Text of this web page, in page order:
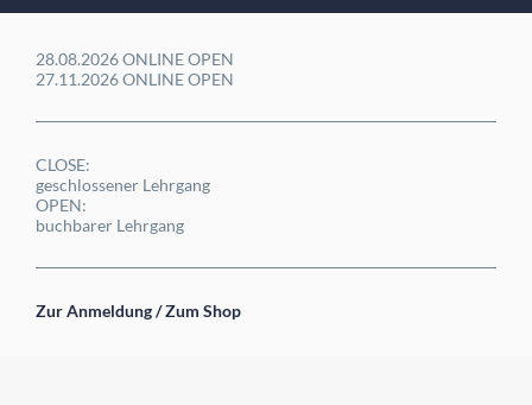
28.08.2026 ONLINE OPEN
27.11.2026 ONLINE OPEN
CLOSE:
geschlossener Lehrgang
OPEN:
buchbarer Lehrgang
Zur Anmeldung / Zum Shop